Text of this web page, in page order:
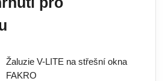
Žaluzie V-LITE na střešní okna
FAKRO